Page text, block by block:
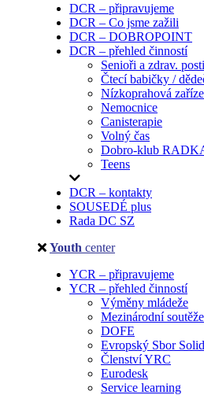
DCR – připravujeme
DCR – Co jsme zažili
DCR – DOBROPOINT
DCR – přehled činností
Senioři a zdrav.
Čtecí babičky /
Nízkoprahová
Nemocnice
Canisterapie
Volný čas
Dobro-klub
Teens
DCR – kontakty
SOUSEDÉ plus
Rada DC SZ
Youth center
YCR – připravujeme
YCR – přehled činností
Výměny mládeže
Mezinárodní soutěže
DOFE
Evropský Sbor
Členství YRC
Eurodesk
Service learning